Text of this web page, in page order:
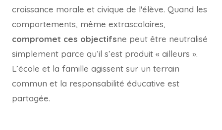
croissance morale et civique de l'élève. Quand les
comportements, même extrascolaires,
compromet ces objectifsne peut être neutralisé
simplement parce qu’il s’est produit « ailleurs ».
L’école et la famille agissent sur un terrain
commun et la responsabilité éducative est
partagée.